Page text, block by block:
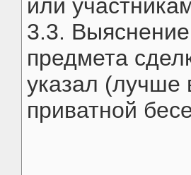
или
3.3.
предмета
указал (лучше
приватной